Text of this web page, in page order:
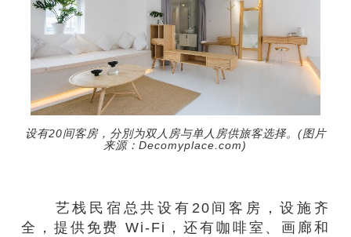
设有20间客房，分別为双人房与单人房供旅客选择。(图片
来源：Decomyplace.com)
艺栈 民宿 总共设有 20间客房，设施齐
全， 提供免费 Wi-Fi ， 还有咖啡室 、画 廊和